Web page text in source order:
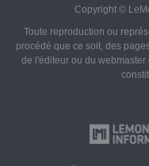
Copyright ©
Toute reproduction ou
procédé que ce soit, des
de l'éditeur ou du